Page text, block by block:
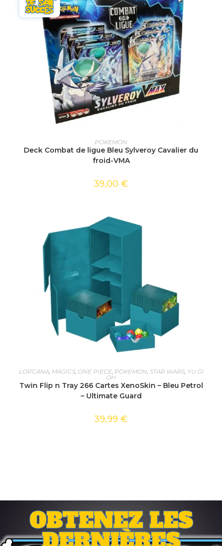
LIRE LA SUITE
POKEMON
Deck Combat de ligue Bleu Sylveroy Cavalier du
froid-VMA
39,00 €
AJOUTER AU PANIER
LORCANA, MAGICS, ONE PIECE, POKEMON, STAR WARS, YU GI
OH
Twin Flip n Tray 266 Cartes XenoSkin – Bleu Petrol
– Ultimate Guard
39,99 €
OBTENEZ LES